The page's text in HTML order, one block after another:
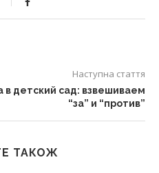
Наступна стаття
в детский сад: взвешиваем
“за” и “против”
ТАКОЖ